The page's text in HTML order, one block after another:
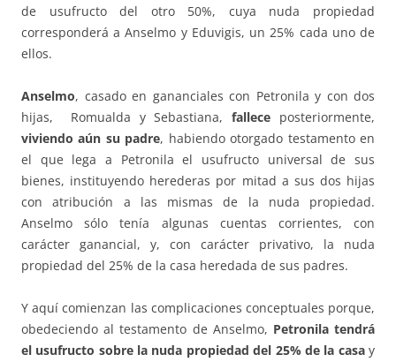
de usufructo del otro 50%, cuya nuda propiedad
corresponderá a Anselmo y Eduvigis, un 25% cada uno de
ellos.
Anselmo, casado en gananciales con Petronila y con dos
hijas, Romualda y Sebastiana,fallece posteriormente,
viviendo aún su padre, habiendo otorgado testamento en
el que lega a Petronila el usufructo universal de sus
bienes, instituyendo herederas por mitad a sus dos hijas
con atribución a las mismas de la nuda propiedad.
Anselmo sólo tenía algunas cuentas corrientes, con
carácter ganancial, y, con carácter privativo, la nuda
propiedad del 25% de la casa heredada de sus padres.
Y aquí comienzan las complicaciones conceptuales porque,
obedeciendo al testamento de Anselmo, Petronila tendrá
el usufructo sobre la nuda propiedad del 25% de la casay